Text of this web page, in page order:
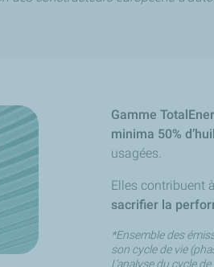
Gamme
minima 50%
usagées.
Elles contribuent
sacrifier la
*Ensemble des
son cycle de vie
L’analyse du cycle